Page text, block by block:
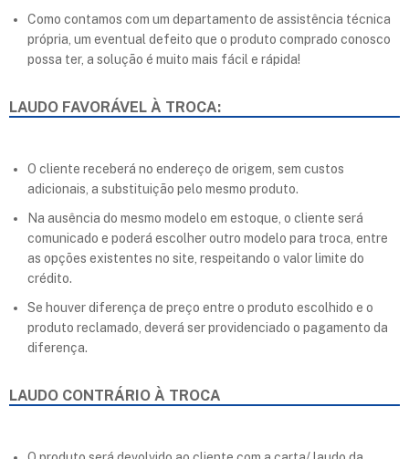
Como contamos com um departamento de assistência técnica
própria, um eventual defeito que o produto comprado conosco
possa ter, a solução é muito mais fácil e rápida!
LAUDO FAVORÁVEL À TROCA:
O cliente receberá no endereço de origem, sem custos
adicionais, a substituição pelo mesmo produto.
Na ausência do mesmo modelo em estoque, o cliente será
comunicado e poderá escolher outro modelo para troca, entre
as opções existentes no site, respeitando o valor limite do
crédito.
Se houver diferença de preço entre o produto escolhido e o
produto reclamado, deverá ser providenciado o pagamento da
diferença.
LAUDO CONTRÁRIO À TROCA